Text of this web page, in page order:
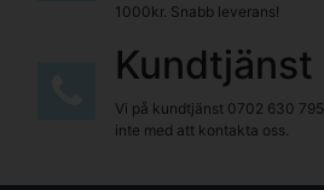
1000kr. Snabb leverans!
Kundtjänst
Vi på kundtjänst 0702 630 795
inte med att kontakta oss.